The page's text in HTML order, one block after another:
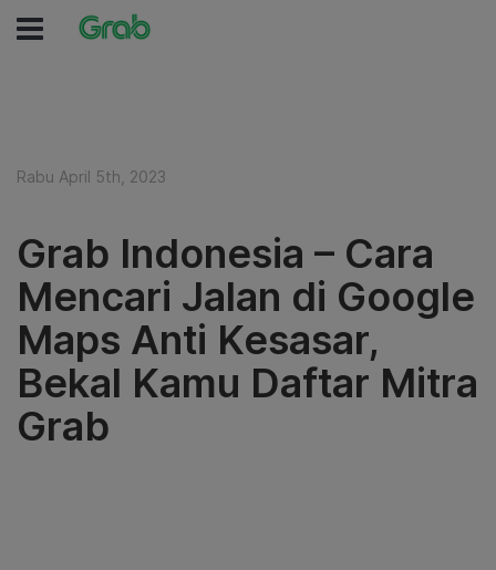
Rabu April 5th, 2023
Grab Indonesia – Cara
Mencari Jalan di Google
Maps Anti Kesasar,
Bekal Kamu Daftar Mitra
Grab